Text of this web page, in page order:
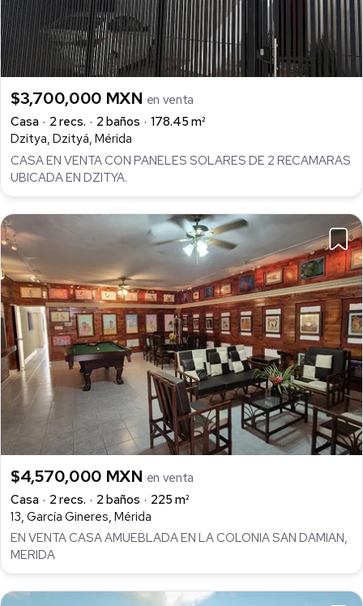
$3,700,000 MXN en venta
Casa
2 recs. 2 baños
178.45 m²
Dzitya, Dzityá, Mérida
CASA EN VENTA CON PANELES SOLARES DE 2 RECAMARAS
UBICADA EN DZITYA.
$4,570,000 MXN en venta
Casa
2 recs. 2 baños
225 m²
13, García Gineres, Mérida
EN VENTA CASA AMUEBLADA EN LA COLONIA SAN DAMIAN,
MERIDA